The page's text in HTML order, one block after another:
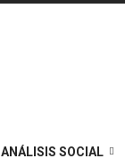
ANÁLISIS SOCIAL